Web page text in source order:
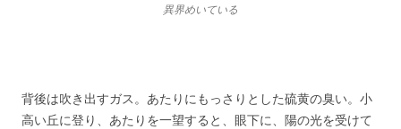
異界めいている
背後は吹き出すガス。あたりにもっさりとした硫黄の臭い。小
高い丘に登り、あたりを一望すると、眼下に、陽の光を受けて